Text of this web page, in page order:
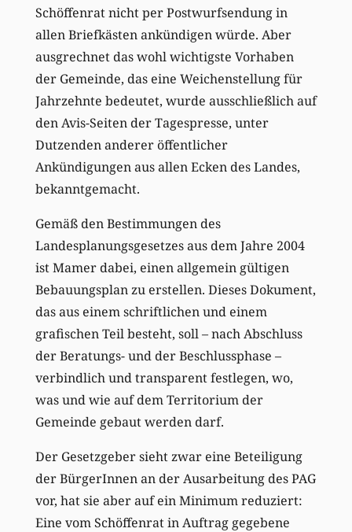
Schöffenrat nicht per Postwurfsendung in
allen Briefkästen ankündigen würde. Aber
ausgrechnet das wohl wichtigste Vorhaben
der Gemeinde, das eine Weichenstellung für
Jahrzehnte bedeutet, wurde ausschließlich auf
den Avis-Seiten der Tagespresse, unter
Dutzenden anderer öffentlicher
Ankündigungen aus allen Ecken des Landes,
bekanntgemacht.
Gemäß den Bestimmungen des
Landesplanungsgesetzes aus dem Jahre 2004
ist Mamer dabei, einen allgemein gültigen
Bebauungsplan zu erstellen. Dieses Dokument,
das aus einem schriftlichen und einem
grafischen Teil besteht, soll – nach Abschluss
der Beratungs- und der Beschlussphase –
verbindlich und transparent festlegen, wo,
was und wie auf dem Territorium der
Gemeinde gebaut werden darf.
Der Gesetzgeber sieht zwar eine Beteiligung
der BürgerInnen an der Ausarbeitung des PAG
vor, hat sie aber auf ein Minimum reduziert:
Eine vom Schöffenrat in Auftrag gegebene